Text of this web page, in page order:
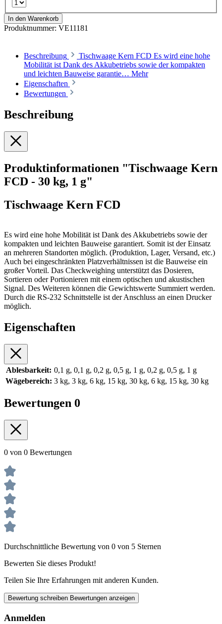
In den Warenkorb
Produktnummer: VE11181
Beschreibung
Tischwaage Kern FCD Es wird eine hohe
Mobilität ist Dank des Akkubetriebs sowie der kompakten
und leichten Bauweise garantie… Mehr
Eigenschaften
Bewertungen
Beschreibung
Produktinformationen "Tischwaage Kern
FCD - 30 kg, 1 g"
Tischwaage Kern FCD
Es wird eine hohe Mobilität ist Dank des Akkubetriebs sowie der
kompakten und leichten Bauweise garantiert. Somit ist der Einsatz
an mehreren Standorten möglich. (Produktion, Lager, Versand, etc.)
Auch bei eingeschränkten Platzverhältnissen ist die Bauweise ein
großer Vorteil. Das Checkweighing unterstützt das Dosieren,
Sortieren oder Portionieren mit einem optischen und akustischen
Signal. Des Weiteren können die Gewichtswerte Summiert werden.
Durch die RS-232 Schnittstelle ist der Anschluss an einen Drucker
möglich.
Eigenschaften
Ablesbarkeit: 0,1 g, 0,1 g, 0,2 g, 0,5 g, 1 g, 0,2 g, 0,5 g, 1 g
Wägebereich: 3 kg, 3 kg, 6 kg, 15 kg, 30 kg, 6 kg, 15 kg, 30 kg
Bewertungen 0
0 von 0 Bewertungen
Durchschnittliche Bewertung von 0 von 5 Sternen
Bewerten Sie dieses Produkt!
Teilen Sie Ihre Erfahrungen mit anderen Kunden.
Bewertung schreiben Bewertungen anzeigen
Anmelden